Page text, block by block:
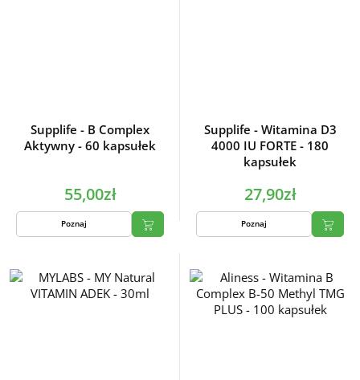
Supplife - B Complex
Aktywny - 60 kapsułek
55,00zł
Poznaj
Supplife - Witamina D3
4000 IU FORTE - 180
kapsułek
27,90zł
Poznaj